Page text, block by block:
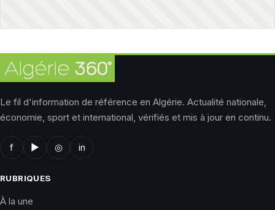
Le fil d'information de référence en Algérie. Actualité nationale,
économie, sport et international, vérifiés et mis à jour en continu.
f ▶ ◎ in
RUBRIQUES
À la une